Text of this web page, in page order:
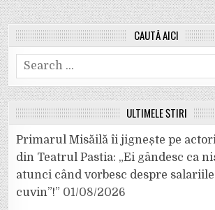
CAUTĂ AICI
Search
for:
ULTIMELE ȘTIRI
Primarul Misăilă îi jignește pe
din Teatrul Pastia: „Ei gândesc ca
atunci când vorbesc despre salariile
cuvin”!” 01/08/2026